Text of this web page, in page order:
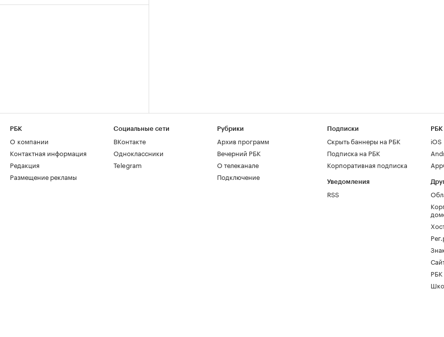
РБК
О компании
Контактная информация
Редакция
Размещение рекламы
Социальные сети
ВКонтакте
Одноклассники
Telegram
Рубрики
Архив программ
Вечерний РБК
О телеканале
Подключение
Подписки
Скрыть баннеры на РБК
Подписка на РБК
Корпоративная подписка
Уведомления
RSS
РБК
iOS